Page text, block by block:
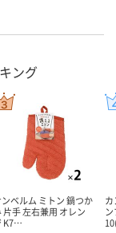
ング
ベルム ミトン 鍋つか
片手 左右兼用 オレン
K7…